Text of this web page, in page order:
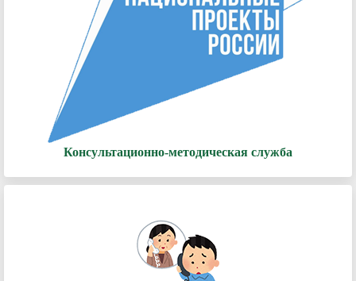
Консультационно-методическая служба